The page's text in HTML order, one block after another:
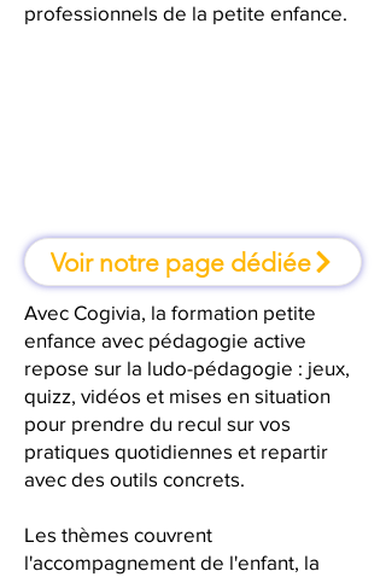
professionnels de la petite enfance.
Voir notre page dédiée
Avec Cogivia, la formation petite
enfance avec pédagogie active
repose sur la ludo-pédagogie : jeux,
quizz, vidéos et mises en situation
pour prendre du recul sur vos
pratiques quotidiennes et repartir
avec des outils concrets.
Les thèmes couvrent
l'accompagnement de l'enfant, la